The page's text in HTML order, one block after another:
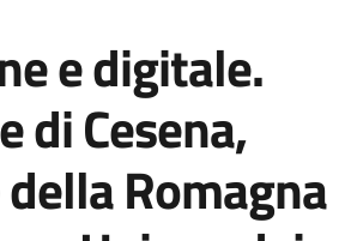
e digitale.
di Cesena,
Romagna